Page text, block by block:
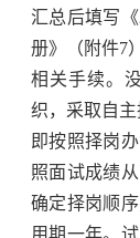
汇总后填写
册》（附件7
相关手续。
织，采取自主
即按照择岗
照面试成绩
确定择岗顺
用期一年。